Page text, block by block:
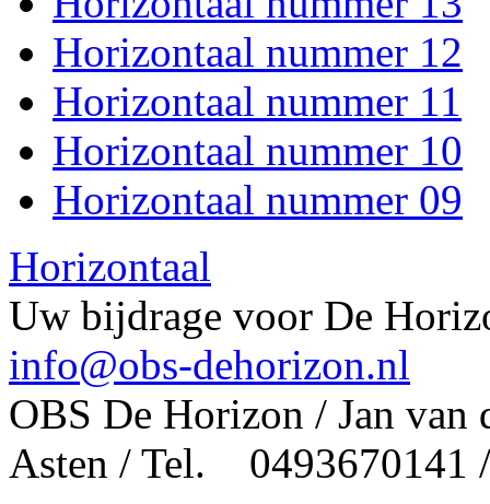
Horizontaal nummer 12
Horizontaal nummer 11
Horizontaal nummer 10
Horizontaal nummer 09
Horizontaal
Uw bijdrage voor De
info@obs-dehorizon.nl
OBS De Horizon / Jan van
Asten / Tel. 0493670141